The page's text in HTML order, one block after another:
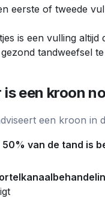
eerste of tweede
is een vulling
tandweefsel
is een kroon
een kroon in
50% van de tand is